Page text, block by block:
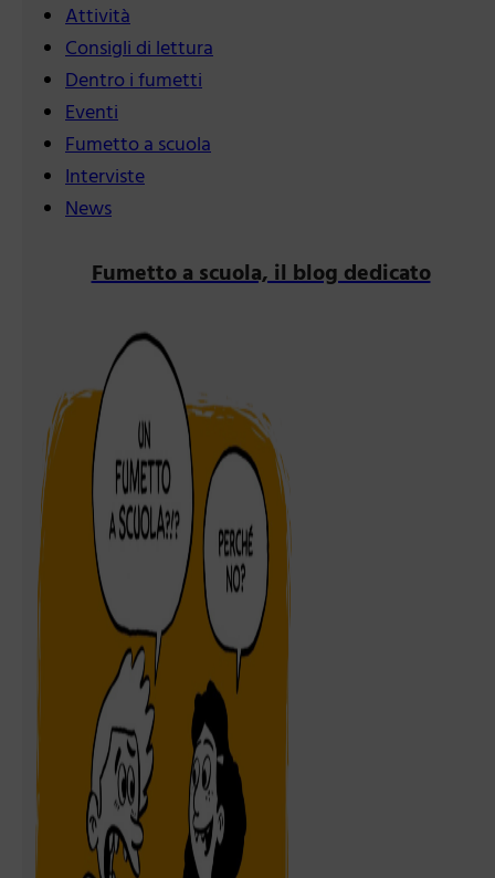
Attività
Consigli di lettura
Dentro i fumetti
Eventi
Fumetto a scuola
Interviste
News
Fumetto a scuola, il blog dedicato